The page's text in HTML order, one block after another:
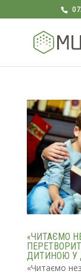
«ЧИТАЄМО
ДИТИНОЮ У
«Читаємо